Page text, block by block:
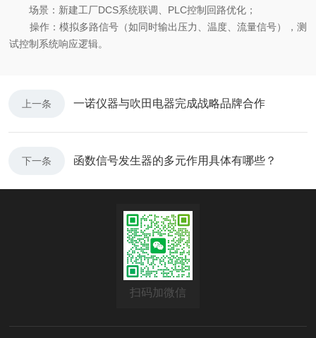
场景：新建工厂DCS系统联调、PLC控制回路优化；
操作：模拟多路信号（如同时输出压力、温度、流量信号），测
试控制系统响应逻辑。
上一条 一诺仪器与吹田电器完成战略品牌合作
下一条 函数信号发生器的多元作用具体有哪些？
扫码加微信